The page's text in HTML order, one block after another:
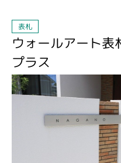
表札
ウォールアート
プラス